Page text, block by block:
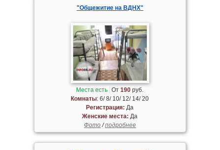
"Общежитие на ВДНХ"
Места есть От190 руб.
Комнаты: 6/ 8/ 10/ 12/ 14/ 20
Регистрация: Да
Женские места: Да
Фото/подробнее